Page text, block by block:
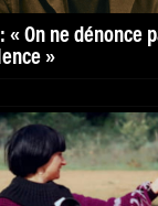
« On ne dénonce
»